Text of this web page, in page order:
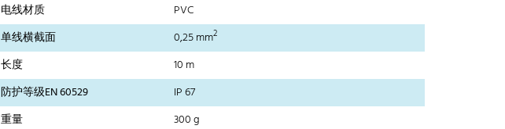
电线材质
PVC
单线横截面
0,25 mm2
长度
10 m
防护等级EN 60529
IP 67
重量
300 g